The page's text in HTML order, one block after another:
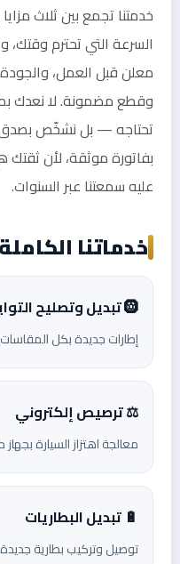
خدمتنا تجمع بين ثلاث
السرعة التي تحترم
معلن قبل العمل، والجودة
وقطع مضمونة. لا نعدك
تحتاجه — بل نشخّص بصدق
بفاتورة موثقة، لأن ثقتك
عليه سمعتنا عبر السنوات.
خدماتنا الكاملة
🛞 تبديل وتصليح التواير
إطارات جديدة بكل
⚖️ ترصيص إلكتروني
معالجة اهتزاز السيارة
🔋 تبديل البطاريات
توصيل وتركيب بطارية